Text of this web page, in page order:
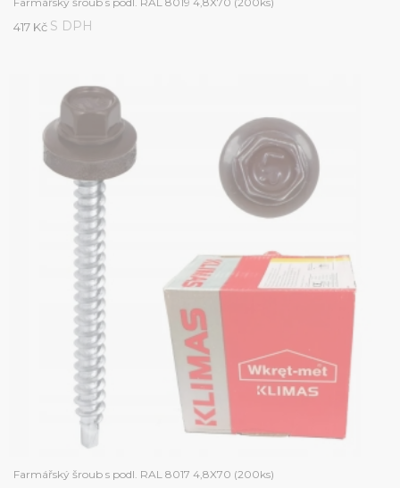
417 Kč S DPH
Farmářský šroub s podl. RAL 8017 4,8X70 (200ks)